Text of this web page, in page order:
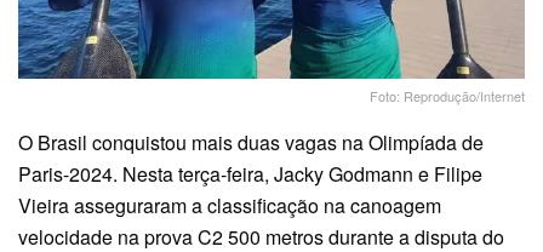
Foto: Reprodução/Internet
O Brasil conquistou mais duas vagas na Olimpíada de
Paris-2024. Nesta terça-feira, Jacky Godmann e Filipe
Vieira asseguraram a classificação na canoagem
velocidade na prova C2 500 metros durante a disputa do